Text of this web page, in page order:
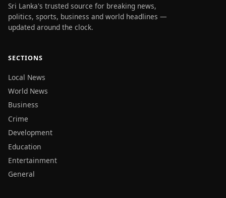
Sri Lanka's trusted source for breaking news,
politics, sports, business and world headlines —
updated around the clock.
SECTIONS
Local News
World News
Business
Crime
Development
Education
Entertainment
General